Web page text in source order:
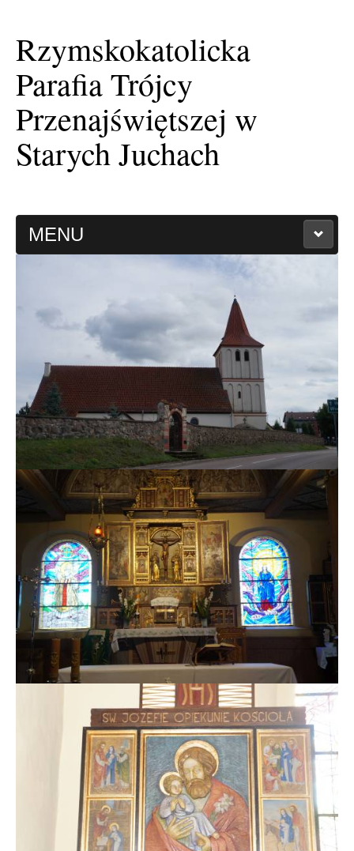
Rzymskokatolicka
Parafia Trójcy
Przenajświętszej w
Starych Juchach
MENU
KAPLICA FILIALNA
MSZE I NABOŻEŃSTWA
KONTAKT
KANCELARIA PARAFIALNA